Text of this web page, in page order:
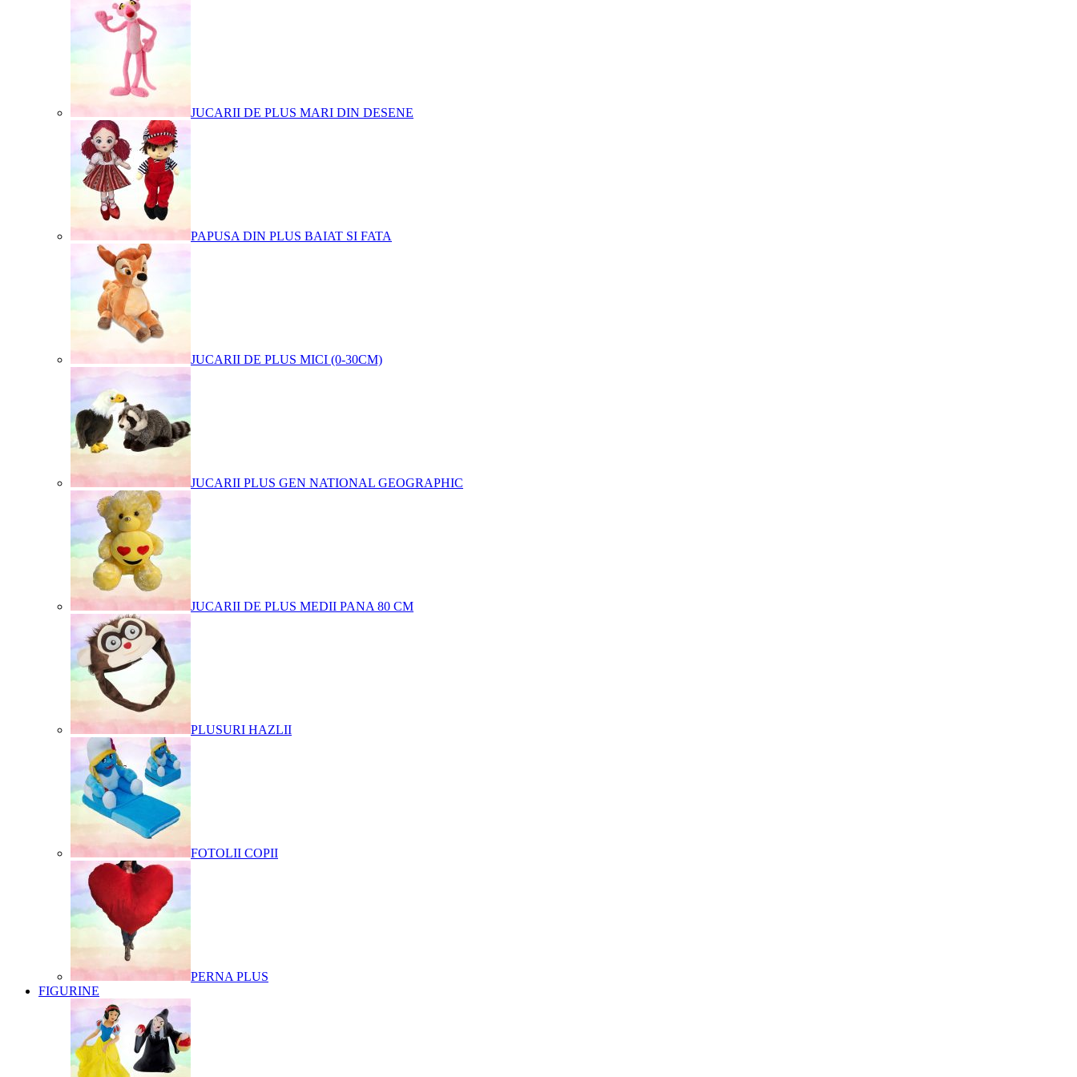
JUCARII DE PLUS MARI DIN DESENE
PAPUSA DIN PLUS BAIAT SI FATA
JUCARII DE PLUS MICI (0-30CM)
JUCARII PLUS GEN NATIONAL GEOGRAPHIC
JUCARII DE PLUS MEDII PANA 80 CM
PLUSURI HAZLII
FOTOLII COPII
PERNA PLUS
FIGURINE